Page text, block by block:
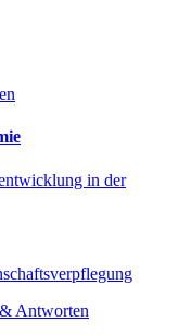
in der
Antworten